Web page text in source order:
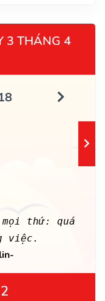
3 THÁNG 4
thứ: quá
việc.